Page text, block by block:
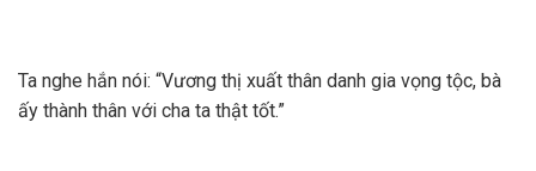
Ta nghe hắn nói: “Vương thị xuất thân danh gia vọng tộc, bà
ấy thành thân với cha ta thật tốt.”